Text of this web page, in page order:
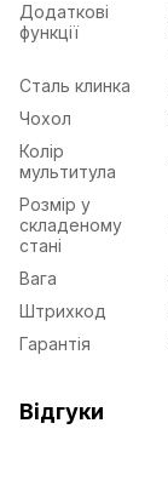
Додаткові
функції
Сталь клинка
Чохол
Колір
мультитула
Розмір у
складеному
стані
Вага
Штрихкод
Гарантія
Відгуки